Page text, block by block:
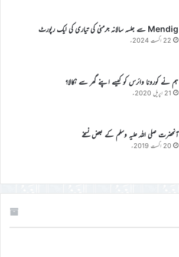
Mendig سے جلسہ سالانہ جرمنی کی تیاری کی ایک رپورٹ
22 اگست 2024ء
ہم نے کورونا وائرس کو کیسے اپنے گھر سے نکالا؟
21 اپریل 2020ء
آنحضرت صلی اللہ علیہ وسلم کے بعض نسخے
20 اگست 2019ء